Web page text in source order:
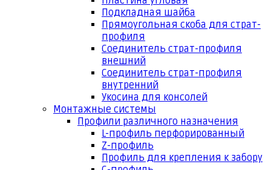
Подкладная шайба
Прямоугольная скоба для страт-
профиля
Соединитель страт-профиля
внешний
Соединитель страт-профиля
внутренний
Укосина для консолей
Монтажные системы
Профили различного назначения
L-профиль перфорированный
Z-профиль
Профиль для крепления к забору